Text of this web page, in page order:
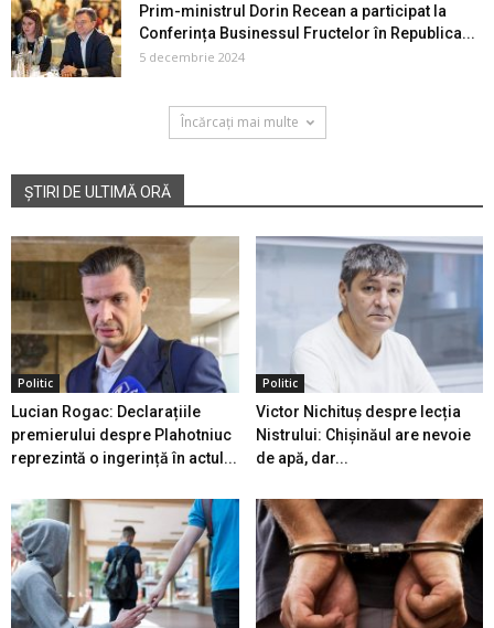
Prim-ministrul Dorin Recean a participat la
Conferința Businessul Fructelor în Republica...
5 decembrie 2024
Încărcați mai multe
ȘTIRI DE ULTIMĂ ORĂ
Politic
Lucian Rogac: Declarațiile
premierului despre Plahotniuc
reprezintă o ingerință în actul...
Politic
Victor Nichituș despre lecția
Nistrului: Chișinăul are nevoie
de apă, dar...